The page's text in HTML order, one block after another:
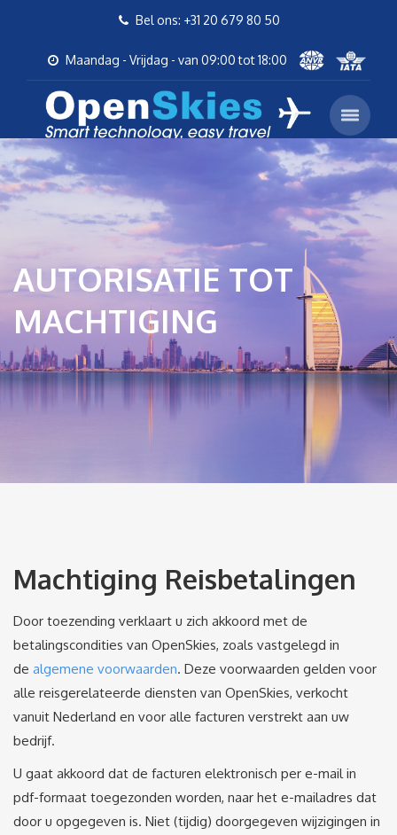
Bel ons: +31 20 679 80 50
Maandag - Vrijdag - van 09:00 tot 18:00
AUTORISATIE TOT
MACHTIGING
Machtiging Reisbetalingen
Door toezending verklaart u zich akkoord met de
betalingscondities van OpenSkies, zoals vastgelegd in
de algemene voorwaarden. Deze voorwaarden gelden voor
alle reisgerelateerde diensten van OpenSkies, verkocht
vanuit Nederland en voor alle facturen verstrekt aan uw
bedrijf.
U gaat akkoord dat de facturen elektronisch per e-mail in
pdf-formaat toegezonden worden, naar het e-mailadres dat
door u opgegeven is. Niet (tijdig) doorgegeven wijzigingen in